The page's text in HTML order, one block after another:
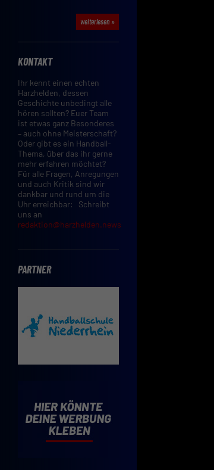
weiterlesen »
KONTAKT
Ihr kennt einen echten
Harzhelden, dessen
Geschichte unbedingt alle
hören sollten? Euer Team
ist etwas ganz Besonderes
– auch ohne Meisterschaft?
Oder gibt es ein Handball-
Thema, über das ihr gerne
mehr erfahren möchtet?
Für alle Fragen, Anregungen
und auch Kritik sind wir
dankbar und rund um die
Uhr erreichbar: Schreibt
uns an
redaktion@harzhelden.news
PARTNER